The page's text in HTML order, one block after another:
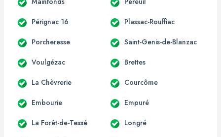
Pérignac 16 Plassac-Rouffiac
Porcheresse Saint-Genis-de-Blanzac
Voulgézac Brettes
La Chèvrerie Courcôme
Embourie Empuré
La Forêt-de-Tessé Longré